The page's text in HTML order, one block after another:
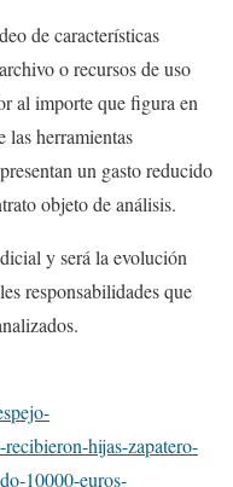
de características
o recursos de uso
al importe que figura en
las herramientas
un gasto reducido
objeto de análisis.
y será la evolución
responsabilidades que
hijas-zapatero-
10000-euros-